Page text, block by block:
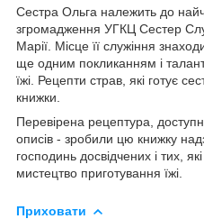
Сестра Ольга належить до
згромадження УГКЦ Сестер
Марії. Місце її служіння
ще одним покликанням і
їжі. Рецепти страв, які готує
книжки.
Перевірена рецептура,
описів - зробили цю книжку
господинь досвідчених і тих,
мистецтво приготування їжі.
Приховати